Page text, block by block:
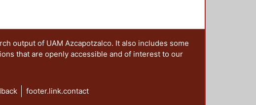
output of UAM Azcapotzalco. It also includes some
that are openly accessible and of interest to our
footer.link.contact